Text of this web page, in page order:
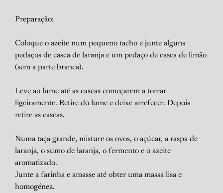
Preparação:
Coloque o azeite num pequeno tacho e junte alguns
pedaços de casca de laranja e um pedaço de casca de limão
(sem a parte branca).
Leve ao lume até as cascas começarem a torrar
ligeiramente. Retire do lume e deixe arrefecer. Depois
retire as cascas.
Numa taça grande, misture os ovos, o açúcar, a raspa de
laranja, o sumo de laranja, o fermento e o azeite
aromatizado.
Junte a farinha e amasse até obter uma massa lisa e
homogénea.